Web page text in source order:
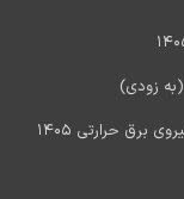
آخرین اخبار استخدام شرکت مادر تخصصی تولید نیروی برق حرارتی 1405